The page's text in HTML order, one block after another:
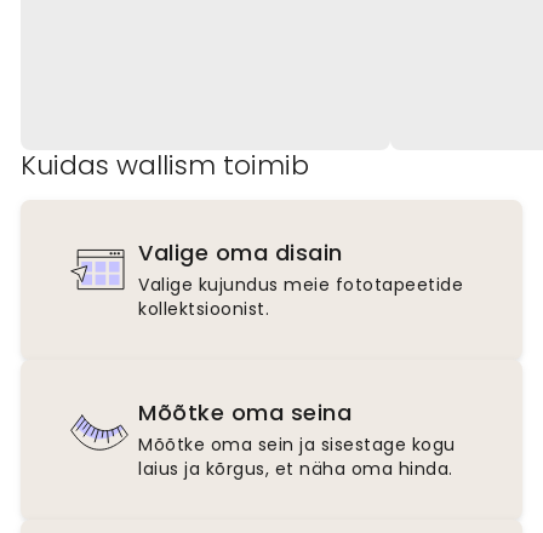
Kuidas wallism toimib
Valige oma disain
Valige kujundus meie fototapeetide
kollektsioonist.
Mõõtke oma seina
Mõõtke oma sein ja sisestage kogu
laius ja kõrgus, et näha oma hinda.